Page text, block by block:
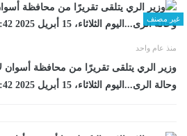
غير مصنف
منذ عام واحد
وزير الري يتلقى تقريرًا من محافظة أسوان
وحالة الرى...اليوم الثلاثاء، 15 أبريل 2025 09:42 صـ منذ 37 دقيقة